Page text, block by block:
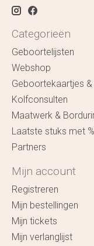
Categorieën
Geboortelijsten
Webshop
Geboortekaartjes
Kolfconsulten
Maatwerk &
Laatste stuks met
Partners
Mijn account
Registreren
Mijn bestellingen
Mijn tickets
Mijn verlanglijst